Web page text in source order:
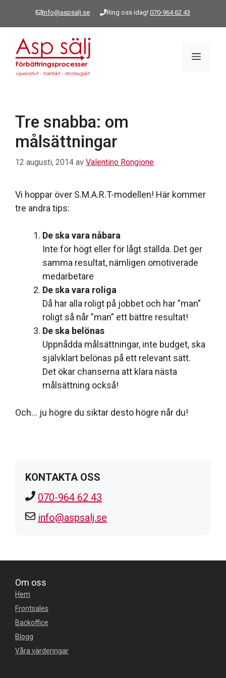
info@aspsalj.se Ring oss idag! 070-964 62 43
Meny
Tre snabba: om
målsättningar
12 augusti, 2014 av Valentino Rongione
Vi hoppar över S.M.A.R.T-modellen! Här kommer
tre andra tips:
De ska vara nåbara
Inte för högt eller för lågt ställda. Det ger
samma resultat, nämligen omotiverade
medarbetare
De ska vara roliga
Då har alla roligt på jobbet och har ”man”
roligt så når ”man” ett bättre resultat!
De ska belönas
Uppnådda målsättningar, inte budget, ska
självklart belönas på ett relevant sätt.
Det ökar chanserna att klara nästa
målsättning också!
Och… ju högre du siktar desto högre når du!
KONTAKTA OSS
070-964 62 43
info@aspsalj.se
Om oss
Hem
Frontsales
Backoffice
Blogg
Våra värderingar